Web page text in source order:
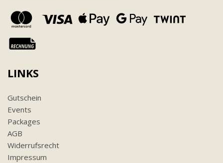
LINKS
Gutschein
Events
Packages
AGB
Widerrufsrecht
Impressum